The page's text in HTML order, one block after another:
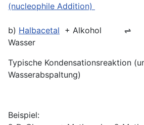
(nucleophile Addition)
b) Halbacetal + Alkohol ⇌
Wasser
Typische Kondensationsreaktion
Wasserabspaltung)
Beispiel: